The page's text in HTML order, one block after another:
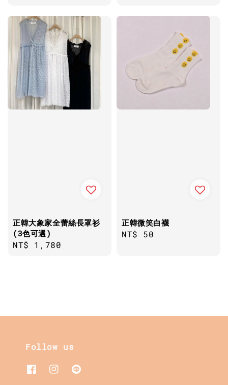
正韓大象家全蕾絲長罩衫
(3色可選)
Regular
NT$ 1,780
正韓微笑白襪
Regular
NT$ 50
Follow us